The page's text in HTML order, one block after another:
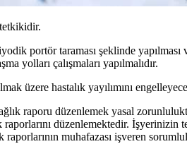
portör taraması şeklinde
yolları çalışmaları yapılmalıdır.
üzere hastalık yayılımını
raporu düzenlemek yasal
düzenlemektedir. İşyerinizin
muhafazası işveren